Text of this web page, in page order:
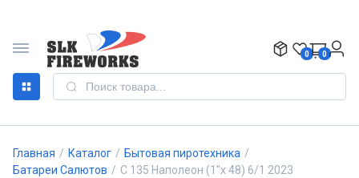
0 0
Главная / Каталог / Бытовая пиротехника /
Батареи Салютов / С 135 Наполеон (1"х 48) 6/1 2023